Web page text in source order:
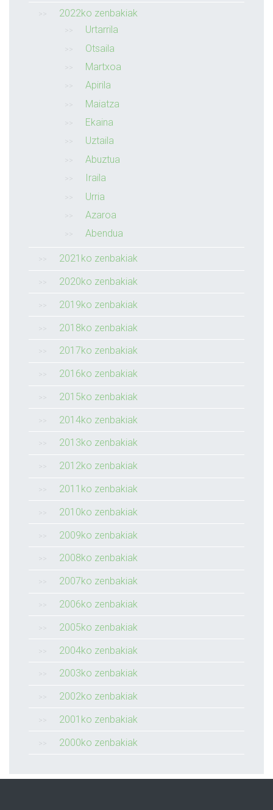
2022ko zenbakiak
Urtarrila
Otsaila
Martxoa
Apirila
Maiatza
Ekaina
Uztaila
Abuztua
Iraila
Urria
Azaroa
Abendua
2021ko zenbakiak
2020ko zenbakiak
2019ko zenbakiak
2018ko zenbakiak
2017ko zenbakiak
2016ko zenbakiak
2015ko zenbakiak
2014ko zenbakiak
2013ko zenbakiak
2012ko zenbakiak
2011ko zenbakiak
2010ko zenbakiak
2009ko zenbakiak
2008ko zenbakiak
2007ko zenbakiak
2006ko zenbakiak
2005ko zenbakiak
2004ko zenbakiak
2003ko zenbakiak
2002ko zenbakiak
2001ko zenbakiak
2000ko zenbakiak